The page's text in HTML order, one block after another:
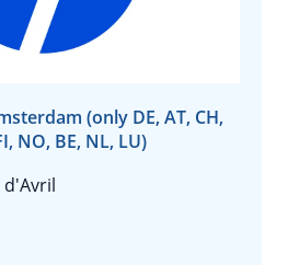
(only DE, AT, CH,
NO, BE, NL, LU)
d'Avril